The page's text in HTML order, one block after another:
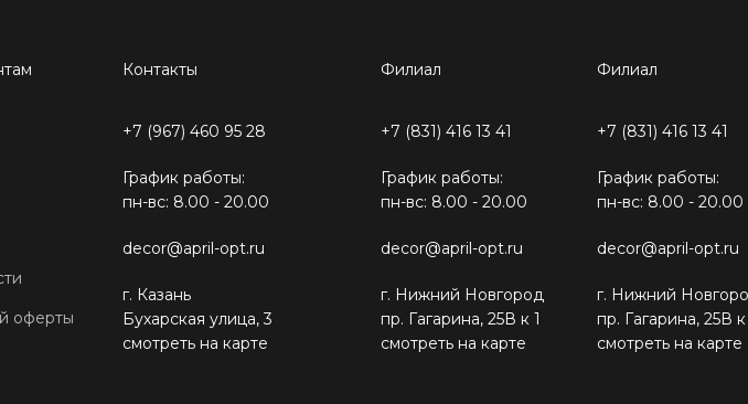
оферты
Контакты
+7 (967) 460 95 28
График работы:
пн-вс: 8.00 - 20.00
decor@april-opt.ru
г. Казань
Бухарская улица, 3
смотреть на карте
Филиал
+7 (831) 416 13 41
График работы:
пн-вс: 8.00 - 20.00
decor@april-opt.ru
г. Нижний Новгород
пр. Гагарина, 25В к 1
смотреть на карте
Филиал
+7 (831) 416 13 41
График работы:
пн-вс: 8.00 - 20.00
decor@april-opt.ru
г. Нижний
пр. Гагарина, 25В к
смотреть на карте